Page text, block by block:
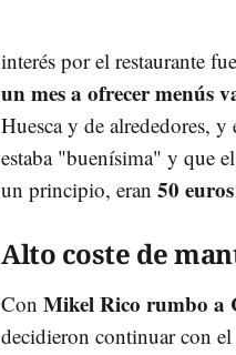
interés por el restaurante
un mes a ofrecer menús
Huesca y de alrededores, y
estaba "buenísima" y que
un principio, eran 50
Alto coste de
Con Mikel Rico rumbo a
decidieron continuar con el